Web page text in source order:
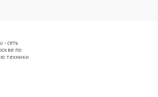
- сеть
по
техники